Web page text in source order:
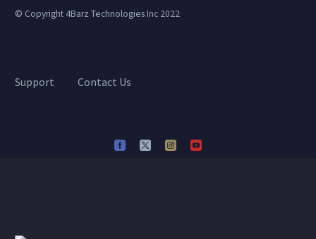
© Copyright 4Barz Technologies Inc 2022
Support Contact Us